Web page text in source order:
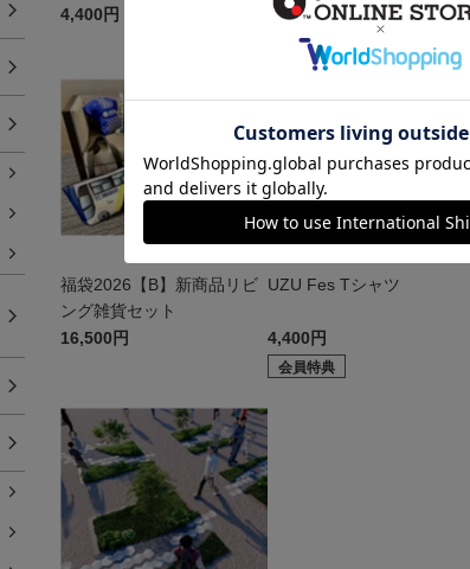
4,400円
4,950円
福袋2026【B】新商品リビ
ング雑貨セット
16,500円
UZU Fes Tシャツ
4,400円
会員特典